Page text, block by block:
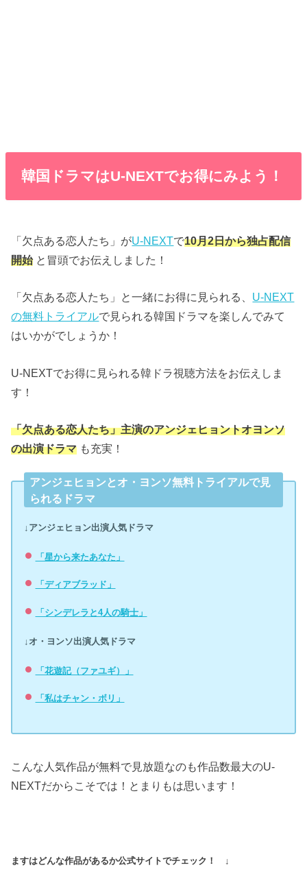
韓国ドラマはU-NEXTでお得にみよう！
「欠点ある恋人たち」がU-NEXTで10月2日から独占配信
開始と冒頭でお伝えしました！
「欠点ある恋人たち」と一緒にお得に見られる、 U-NEXT
の無料トライアルで見られる韓国ドラマを楽しんでみて
はいかがでしょうか！
U-NEXTでお得に見られる韓ドラ視聴方法をお伝えしま
す！
「欠点ある恋人たち」主演のアンジェヒョントオヨンソ
の出演ドラマ も充実！
アンジェヒョンとオ・ヨンソ無料トライアルで見
られるドラマ
↓アンジェヒョン出演人気ドラマ
「星から来たあなた」
「ディアブラッド」
「シンデレラと4人の騎士」
↓オ・ヨンソ出演人気ドラマ
「花遊記（ファユギ）」
「私はチャン・ボリ」
こんな人気作品が無料で見放題なのも作品数最大のU-
NEXTだからこそでは！とまりもは思います！
ますはどんな作品があるか公式サイトでチェック！ ↓